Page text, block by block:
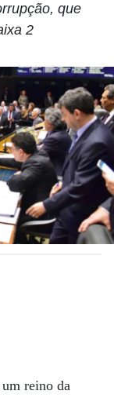
que
2
reino da